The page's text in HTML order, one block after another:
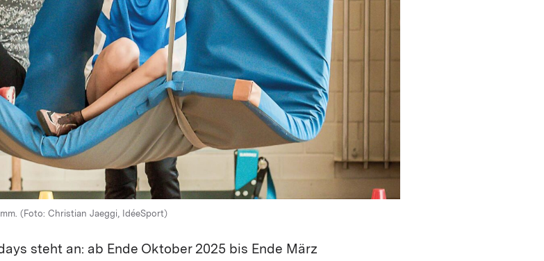
(Foto: Christian Jaeggi, IdéeSport)
steht an: ab Ende Oktober 2025 bis Ende März